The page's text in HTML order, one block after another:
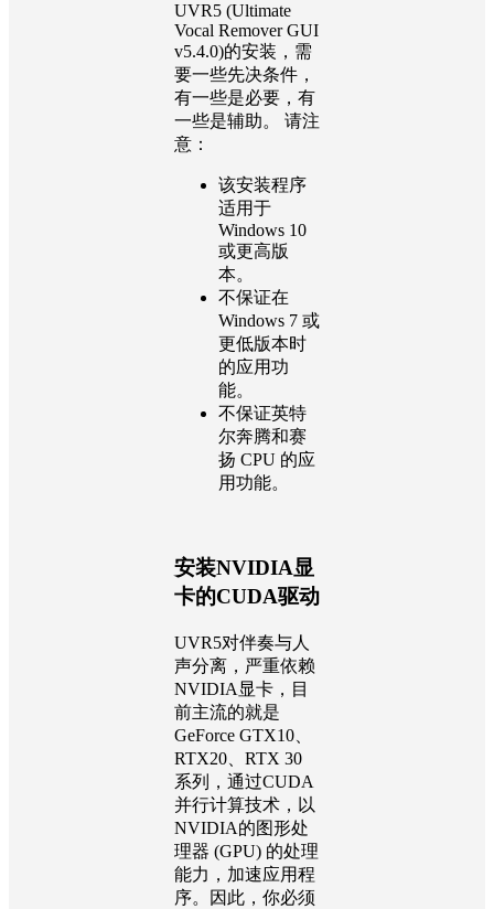
UVR5 (Ultimate
Vocal Remover GUI
v5.4.0)的安装，需
要一些先决条件，
有一些是必要，有
一些是辅助。 请注
意：
该安装程序
适用于
Windows 10
或更高版
本。
不保证在
Windows 7 或
更低版本时
的应用功
能。
不保证英特
尔奔腾和赛
扬 CPU 的应
用功能。
安装NVIDIA显
卡的CUDA驱动
UVR5对伴奏与人
声分离，严重依赖
NVIDIA显卡，目
前主流的就是
GeForce GTX10、
RTX20、RTX 30
系列，通过CUDA
并行计算技术，以
NVIDIA的图形处
理器 (GPU) 的处理
能力，加速应用程
序。因此，你必须